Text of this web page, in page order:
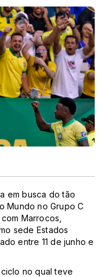
em busca do tão
Mundo no Grupo C
Marrocos,
sede Estados
entre 11 de junho e
no qual teve